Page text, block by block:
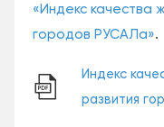
«Индекс качества
городов РУСАЛа».
Индекс
развития